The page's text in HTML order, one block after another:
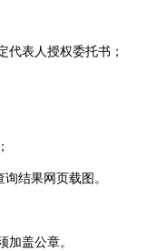
表人授权委托书；
结果网页载图。
盖公章。